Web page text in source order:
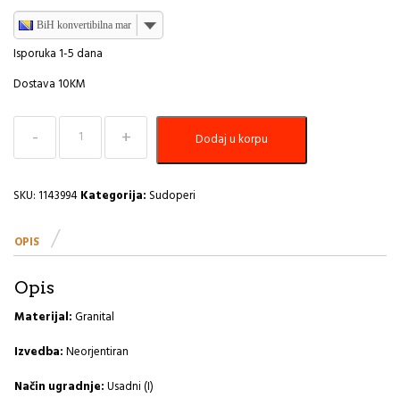
BiH konvertibilna marka
Isporuka 1-5 dana
Dostava 10KM
Sudoper
425x200
Cadit
G22-
A
Dodaj u korpu
SKU: 1143994Kategorija: Sudoperi
OPIS
Opis
Materijal:Granital
Izvedba:Neorjentiran
Način ugradnje:Usadni (I)